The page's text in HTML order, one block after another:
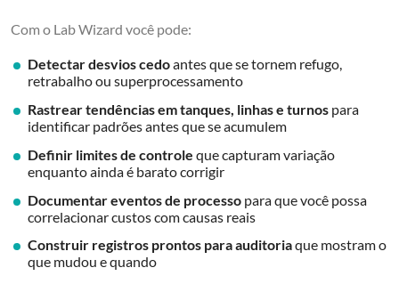
Com o Lab Wizard você pode:
Detectar desvios cedoantes que se tornem refugo,
retrabalho ou superprocessamento
Rastrear tendências em tanques, linhas e turnos para
identificar padrões antes que se acumulem
Definir limites de controle que capturam variação
enquanto ainda é barato corrigir
Documentar eventos de processo para que você possa
correlacionar custos com causas reais
Construir registros prontos para auditoriaque mostram o
que mudou e quando